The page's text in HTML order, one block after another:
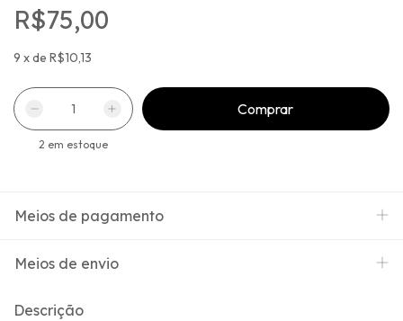
R$75,00
9 xde R$10,13
2 em estoque
Meios de pagamento
Meios de envio
Descrição